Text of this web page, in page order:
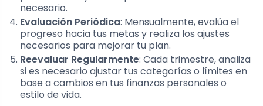
necesario.
Evaluación Periódica: Mensualmente, evalúa el
progreso hacia tus metas y realiza los ajustes
necesarios para mejorar tu plan.
Reevaluar Regularmente: Cada trimestre, analiza
si es necesario ajustar tus categorías o límites en
base a cambios en tus finanzas personales o
estilo de vida.